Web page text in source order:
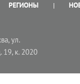
РЕГИОНЫ
ул.
19, к. 2020